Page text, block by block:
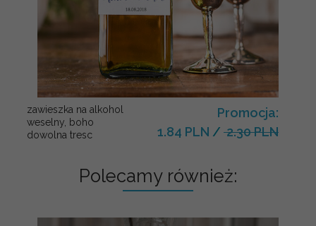
zawieszka na alkohol
weselny, boho
dowolna tresc
Promocja:
1.84 PLN / 2.30 PLN
Polecamy również: